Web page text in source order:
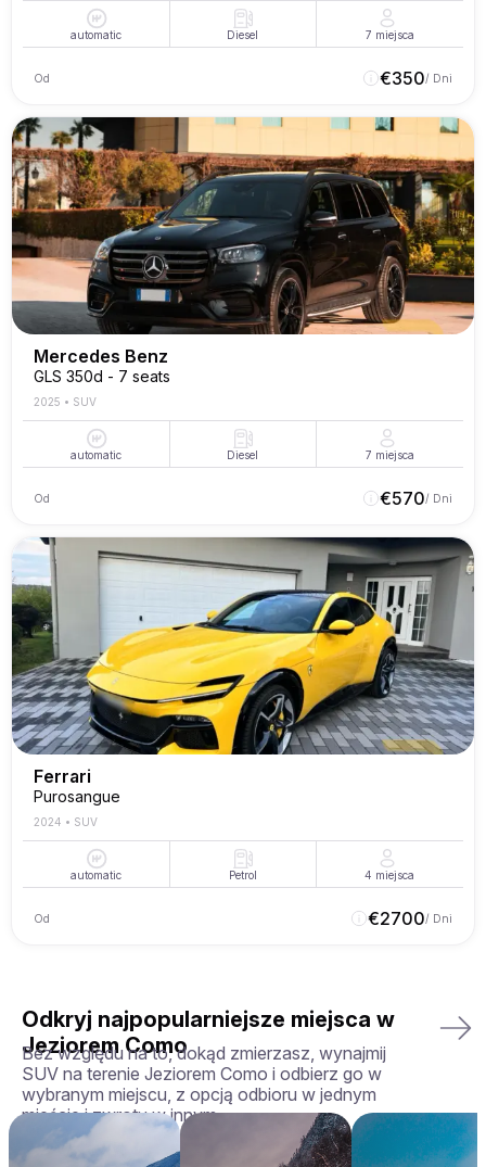
automatic Diesel 7 miejsca
Od €350/ Dni
Mercedes Benz
GLS 350d - 7 seats
2025 • SUV
automatic Diesel 7 miejsca
Od €570/ Dni
Ferrari
Purosangue
2024 • SUV
automatic Petrol 4 miejsca
Od €2700/ Dni
Odkryj najpopularniejsze miejsca w
Jeziorem Como
Bez względu na to, dokąd zmierzasz, wynajmij
SUV na terenie Jeziorem Como i odbierz go w
wybranym miejscu, z opcją odbioru w jednym
mieście i zwrotu w innym.